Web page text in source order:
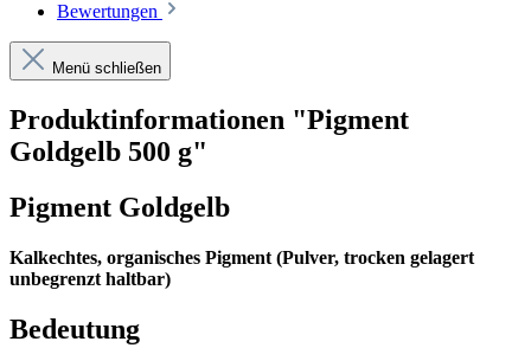
Bewertungen
Menü schließen
Produktinformationen "Pigment
Goldgelb 500 g"
Pigment Goldgelb
Kalkechtes, organisches Pigment (Pulver, trocken gelagert
unbegrenzt haltbar)
Bedeutung